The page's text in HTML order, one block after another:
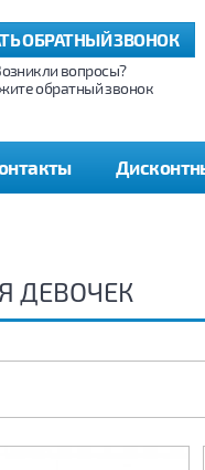
ОБРАТНЫЙ ЗВОНОК
вопросы?
обратный звонок
ДЕВОЧЕК